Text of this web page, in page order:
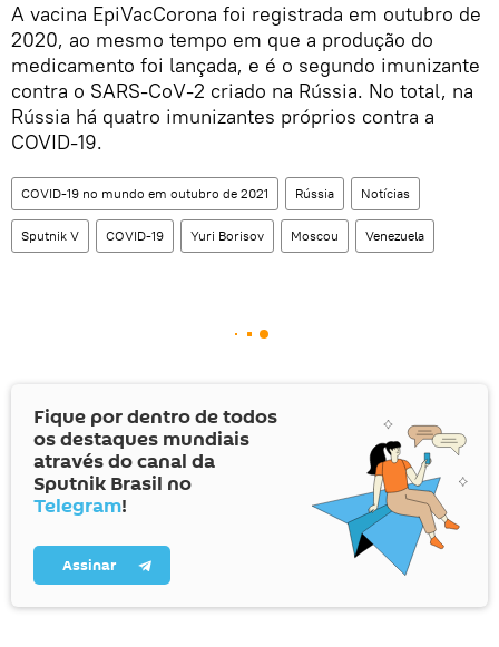
A vacina EpiVacCorona foi registrada em outubro de
2020, ao mesmo tempo em que a produção do
medicamento foi lançada, e é o segundo imunizante
contra o SARS-CoV-2 criado na Rússia. No total, na
Rússia há quatro imunizantes próprios contra a
COVID-19.
COVID-19 no mundo em outubro de 2021 Rússia Notícias
Sputnik V COVID-19 Yuri Borisov Moscou Venezuela
Fique por dentro de todos
os destaques mundiais
através do canal da
Sputnik Brasil no
Telegram!
Assinar